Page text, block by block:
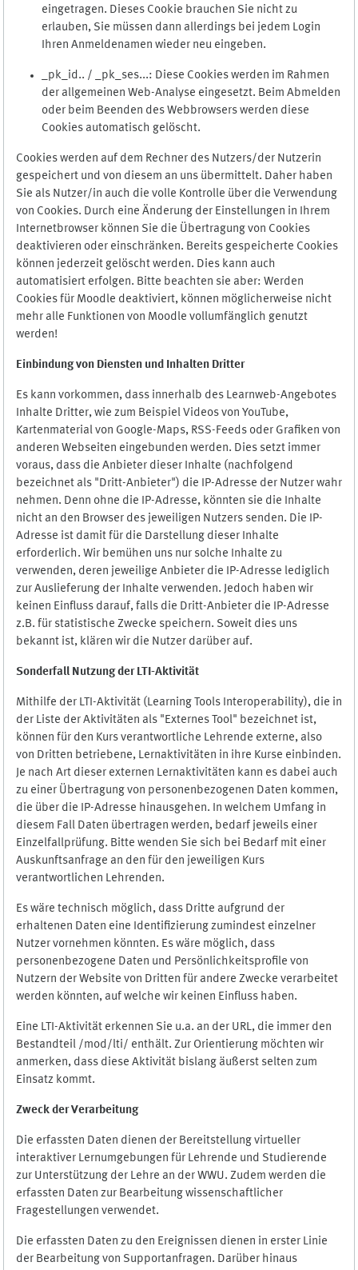
eingetragen. Dieses Cookie brauchen Sie nicht zu
erlauben, Sie müssen dann allerdings bei jedem Login
Ihren Anmeldenamen wieder neu eingeben.
_pk_id.. / _pk_ses...: Diese Cookies werden im Rahmen
der allgemeinen Web-Analyse eingesetzt. Beim Abmelden
oder beim Beenden des Webbrowsers werden diese
Cookies automatisch gelöscht.
Cookies werden auf dem Rechner des Nutzers/der Nutzerin
gespeichert und von diesem an uns übermittelt. Daher haben
Sie als Nutzer/in auch die volle Kontrolle über die Verwendung
von Cookies. Durch eine Änderung der Einstellungen in Ihrem
Internetbrowser können Sie die Übertragung von Cookies
deaktivieren oder einschränken. Bereits gespeicherte Cookies
können jederzeit gelöscht werden. Dies kann auch
automatisiert erfolgen. Bitte beachten sie aber: Werden
Cookies für Moodle deaktiviert, können möglicherweise nicht
mehr alle Funktionen von Moodle vollumfänglich genutzt
werden!
Einbindung von Diensten und Inhalten Dritter
Es kann vorkommen, dass innerhalb des Learnweb-Angebotes
Inhalte Dritter, wie zum Beispiel Videos von YouTube,
Kartenmaterial von Google-Maps, RSS-Feeds oder Grafiken von
anderen Webseiten eingebunden werden. Dies setzt immer
voraus, dass die Anbieter dieser Inhalte (nachfolgend
bezeichnet als "Dritt-Anbieter") die IP-Adresse der Nutzer wahr
nehmen. Denn ohne die IP-Adresse, könnten sie die Inhalte
nicht an den Browser des jeweiligen Nutzers senden. Die IP-
Adresse ist damit für die Darstellung dieser Inhalte
erforderlich. Wir bemühen uns nur solche Inhalte zu
verwenden, deren jeweilige Anbieter die IP-Adresse lediglich
zur Auslieferung der Inhalte verwenden. Jedoch haben wir
keinen Einfluss darauf, falls die Dritt-Anbieter die IP-Adresse
z.B. für statistische Zwecke speichern. Soweit dies uns
bekannt ist, klären wir die Nutzer darüber auf.
Sonderfall Nutzung der LTI-Aktivität
Mithilfe der LTI-Aktivität (Learning Tools Interoperability), die in
der Liste der Aktivitäten als "Externes Tool" bezeichnet ist,
können für den Kurs verantwortliche Lehrende externe, also
von Dritten betriebene, Lernaktivitäten in ihre Kurse einbinden.
Je nach Art dieser externen Lernaktivitäten kann es dabei auch
zu einer Übertragung von personenbezogenen Daten kommen,
die über die IP-Adresse hinausgehen. In welchem Umfang in
diesem Fall Daten übertragen werden, bedarf jeweils einer
Einzelfallprüfung. Bitte wenden Sie sich bei Bedarf mit einer
Auskunftsanfrage an den für den jeweiligen Kurs
verantwortlichen Lehrenden.
Es wäre technisch möglich, dass Dritte aufgrund der
erhaltenen Daten eine Identifizierung zumindest einzelner
Nutzer vornehmen könnten. Es wäre möglich, dass
personenbezogene Daten und Persönlichkeitsprofile von
Nutzern der Website von Dritten für andere Zwecke verarbeitet
werden könnten, auf welche wir keinen Einfluss haben.
Eine LTI-Aktivität erkennen Sie u.a. an der URL, die immer den
Bestandteil /mod/lti/ enthält. Zur Orientierung möchten wir
anmerken, dass diese Aktivität bislang äußerst selten zum
Einsatz kommt.
Zweck der Verarbeitung
Die erfassten Daten dienen der Bereitstellung virtueller
interaktiver Lernumgebungen für Lehrende und Studierende
zur Unterstützung der Lehre an der WWU. Zudem werden die
erfassten Daten zur Bearbeitung wissenschaftlicher
Fragestellungen verwendet.
Die erfassten Daten zu den Ereignissen dienen in erster Linie
der Bearbeitung von Supportanfragen. Darüber hinaus